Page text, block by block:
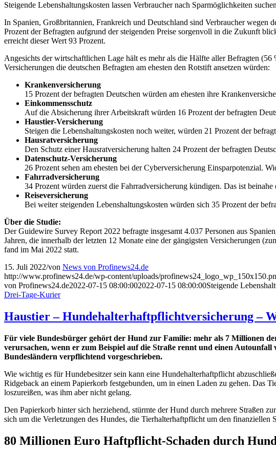
Steigende Lebenshaltungskosten lassen Verbraucher nach Sparmöglichkeiten
In Spanien, Großbritannien, Frankreich und Deutschland sind Verbraucher wegen
Prozent der Befragten aufgrund der steigenden Preise sorgenvoll in die Zukunft
erreicht dieser Wert 93 Prozent.
Angesichts der wirtschaftlichen Lage hält es mehr als die Hälfte aller Befragten
Versicherungen die deutschen Befragten am ehesten den Rotstift ansetzen würden:
Krankenversicherung
15 Prozent der befragten Deutschen würden am ehesten ihre
Einkommensschutz
Auf die Absicherung ihrer Arbeitskraft würden 16 Prozent der befragten
Haustier-Versicherung
Steigen die Lebenshaltungskosten noch weiter, würden 21 Prozent der
Hausratversicherung
Den Schutz einer Hausratversicherung halten 24 Prozent der befragten
Datenschutz-Versicherung
26 Prozent sehen am ehesten bei der Cyberversicherung Einsparpotenzial.
Fahrradversicherung
34 Prozent würden zuerst die Fahrradversicherung kündigen. Das ist
Reiseversicherung
Bei weiter steigenden Lebenshaltungskosten würden sich 35 Prozent der
Über die Studie:
Der Guidewire Survey Report 2022 befragte insgesamt 4.037 Personen aus
Jahren, die innerhalb der letzten 12 Monate eine der gängigsten Versicherungen
fand im Mai 2022 statt.
15. Juli 2022/von News von Profinews24.de
http://www.profinews24.de/wp-content/uploads/
von Profinews24.de2022-07-15 08:00:002022-07-15 08:00:00Steigende
Drei-Tage-Kurier
Haustier – Hundehalterhaftpflichtversicherung –
Für viele Bundesbürger gehört der Hund zur Familie: mehr als 7 Millionen
verursachen, wenn er zum Beispiel auf die Straße rennt und einen
Bundesländern verpflichtend vorgeschrieben.
Wie wichtig es für Hundebesitzer sein kann eine Hundehalterhaftpflicht
Ridgeback an einem Papierkorb festgebunden, um in einen Laden zu gehen. Das
loszureißen, was ihm aber nicht gelang.
Den Papierkorb hinter sich herziehend, stürmte der Hund durch mehrere Straßen
sich um die Verletzungen des Hundes, die Tierhalterhaftpflicht um den finanziellen
80 Millionen Euro Haftpflicht-Schaden durch